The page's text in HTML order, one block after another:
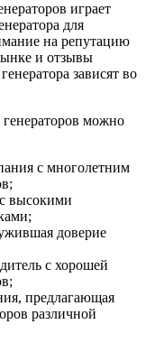
играет
для
на репутацию
и отзывы
зависят во
можно
с многолетним
высокими
доверие
с хорошей
предлагающая
различной